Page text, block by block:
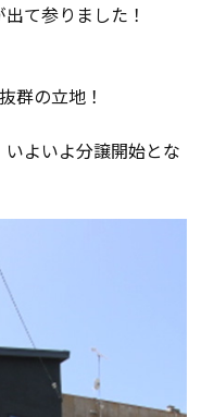
て参りました！
群の立地！
よいよ分譲開始とな